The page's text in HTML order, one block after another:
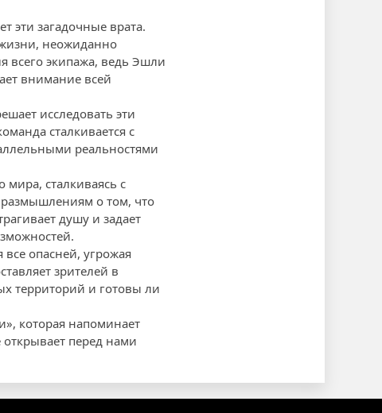
эти загадочные врата.
неожиданно
всего экипажа, ведь Эшли
внимание всей
исследовать эти
сталкивается с
реальностями
сталкиваясь с
о том, что
душу и задает
опасней, угрожая
зрителей в
территорий и готовы ли
которая напоминает
перед нами